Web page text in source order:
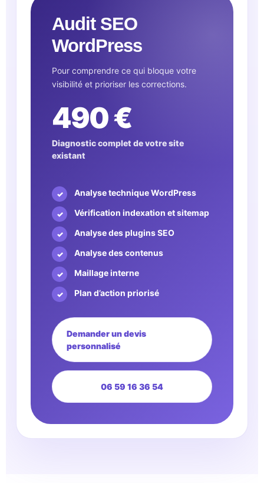
Audit SEO
WordPress
Pour comprendre ce qui bloque votre
visibilité et prioriser les corrections.
490 €
Diagnostic complet de votre site
existant
Analyse technique WordPress
Vérification indexation et sitemap
Analyse des plugins SEO
Analyse des contenus
Maillage interne
Plan d’action priorisé
Demander un devis
personnalisé
06 59 16 36 54